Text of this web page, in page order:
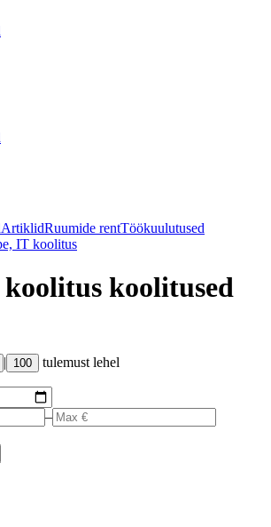
ArtiklidRuumide rentTöökuulutused
IT koolitus
koolitused
| 100 tulemust lehel
–